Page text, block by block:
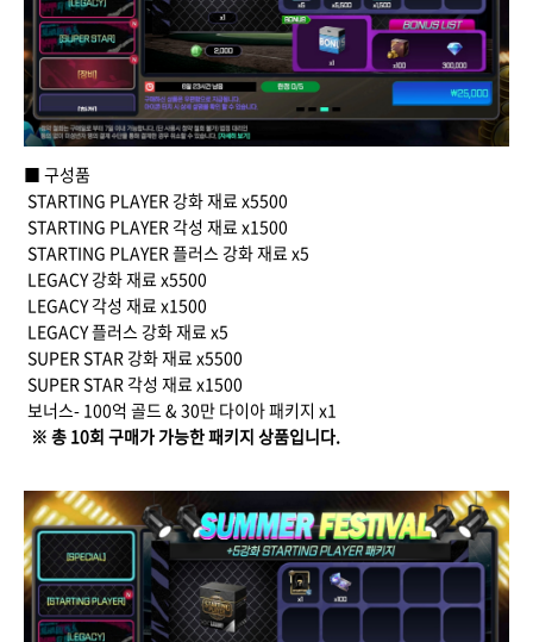
■ 구성품
STARTING PLAYER 강화 재료 x5500
STARTING PLAYER 각성 재료 x1500
STARTING PLAYER 플러스 강화 재료 x5
LEGACY 강화 재료 x5500
LEGACY 각성 재료 x1500
LEGACY 플러스 강화 재료 x5
SUPER STAR 강화 재료 x5500
SUPER STAR 각성 재료 x1500
보너스- 100억 골드 & 30만 다이아 패키지 x1
※ 총 10회 구매가 가능한 패키지 상품입니다.